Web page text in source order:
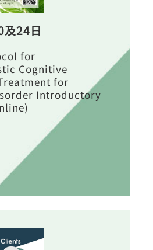
24日
for
Cognitive
for
Introductory